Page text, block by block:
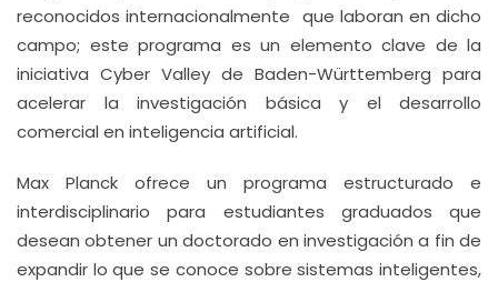
reconocidos internacionalmente que laboran en dicho
campo; este programa es un elemento clave de la
iniciativa Cyber Valley de Baden-Württemberg para
acelerar la investigación básica y el desarrollo
comercial en inteligencia artificial.
Max Planck ofrece un programa estructurado e
interdisciplinario para estudiantes graduados que
desean obtener un doctorado en investigación a fin de
expandir lo que se conoce sobre sistemas inteligentes,